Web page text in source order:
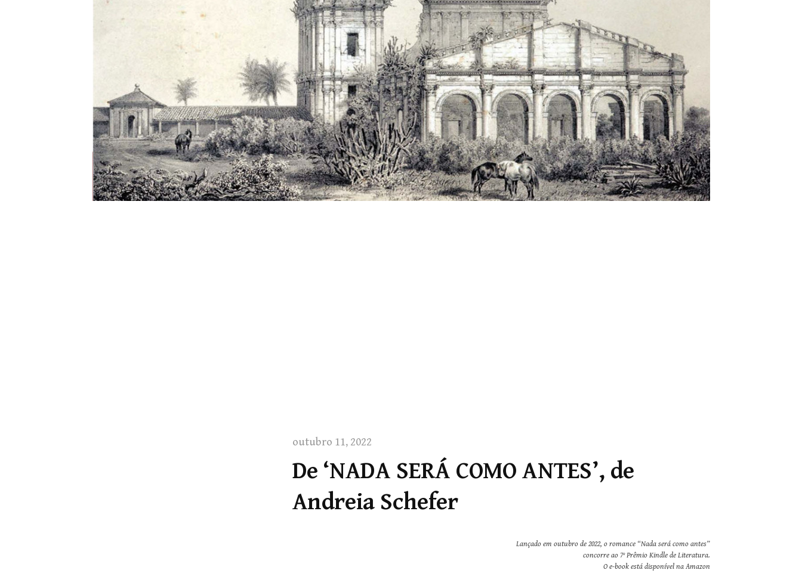
outubro 11, 2022
De ‘NADA SERÁ COMO ANTES’, de
Andreia Schefer
Lançado em outubro de 2022, o romance “Nada será como antes”
concorre ao 7º Prêmio Kindle de Literatura.
O e-book está disponível na Amazon